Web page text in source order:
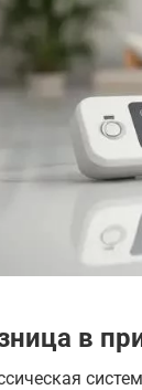
в